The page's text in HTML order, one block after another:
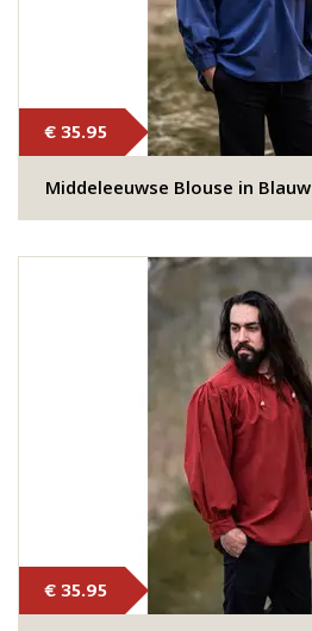
€ 35.95
Middeleeuwse Blouse in Blauw
€ 35.95